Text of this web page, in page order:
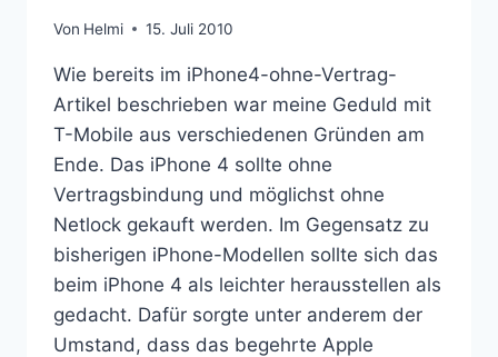
Von Helmi 15. Juli 2010
Wie bereits im iPhone4-ohne-Vertrag-
Artikel beschrieben war meine Geduld mit
T-Mobile aus verschiedenen Gründen am
Ende. Das iPhone 4 sollte ohne
Vertragsbindung und möglichst ohne
Netlock gekauft werden. Im Gegensatz zu
bisherigen iPhone-Modellen sollte sich das
beim iPhone 4 als leichter herausstellen als
gedacht. Dafür sorgte unter anderem der
Umstand, dass das begehrte Apple